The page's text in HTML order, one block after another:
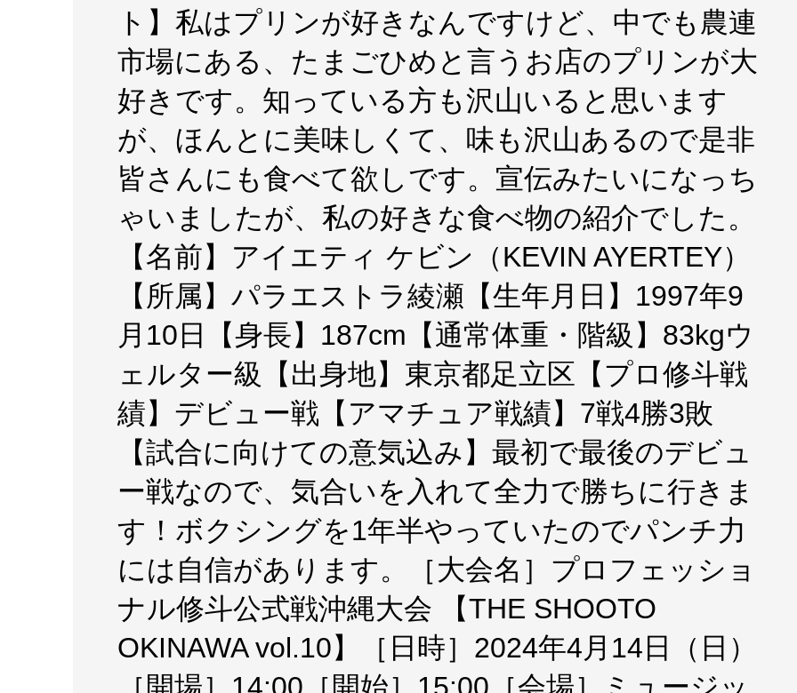
ト】私はプリンが好きなんですけど、中でも農連
市場にある、たまごひめと言うお店のプリンが大
好きです。知っている方も沢山いると思います
が、ほんとに美味しくて、味も沢山あるので是非
皆さんにも食べて欲しです。宣伝みたいになっち
ゃいましたが、私の好きな食べ物の紹介でした。
【名前】アイエティ ケビン（KEVIN AYERTEY）
【所属】パラエストラ綾瀬【生年月日】1997年9
月10日【身長】187cm【通常体重・階級】83kgウ
ェルター級【出身地】東京都足立区【プロ修斗戦
績】デビュー戦【アマチュア戦績】7戦4勝3敗
【試合に向けての意気込み】最初で最後のデビュ
ー戦なので、気合いを入れて全力で勝ちに行きま
す！ボクシングを1年半やっていたのでパンチ力
には自信があります。［大会名］プロフェッショ
ナル修斗公式戦沖縄大会 【THE SHOOTO
OKINAWA vol.10】［日時］2024年4月14日（日）
［開場］14:00［開始］15:00［会場］ミュージッ